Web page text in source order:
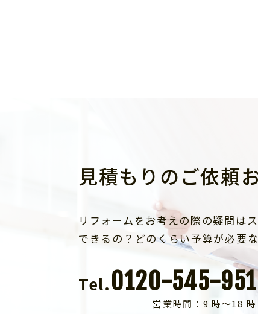
見積もりのご依頼
リフォームをお考えの際の疑問は
できるの？どのくらい予算が必要
Tel.0120-545-951
営業時間：9 時～18 時